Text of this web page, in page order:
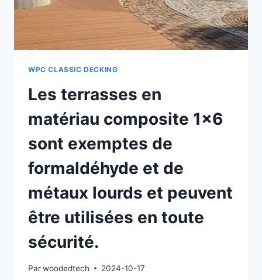
VRAIMENT
BON
MATÉRIAU.
WPC CLASSIC DECKING
Les terrasses en
matériau composite 1×6
sont exemptes de
formaldéhyde et de
métaux lourds et peuvent
être utilisées en toute
sécurité.
Parwoodedtech 2024-10-17